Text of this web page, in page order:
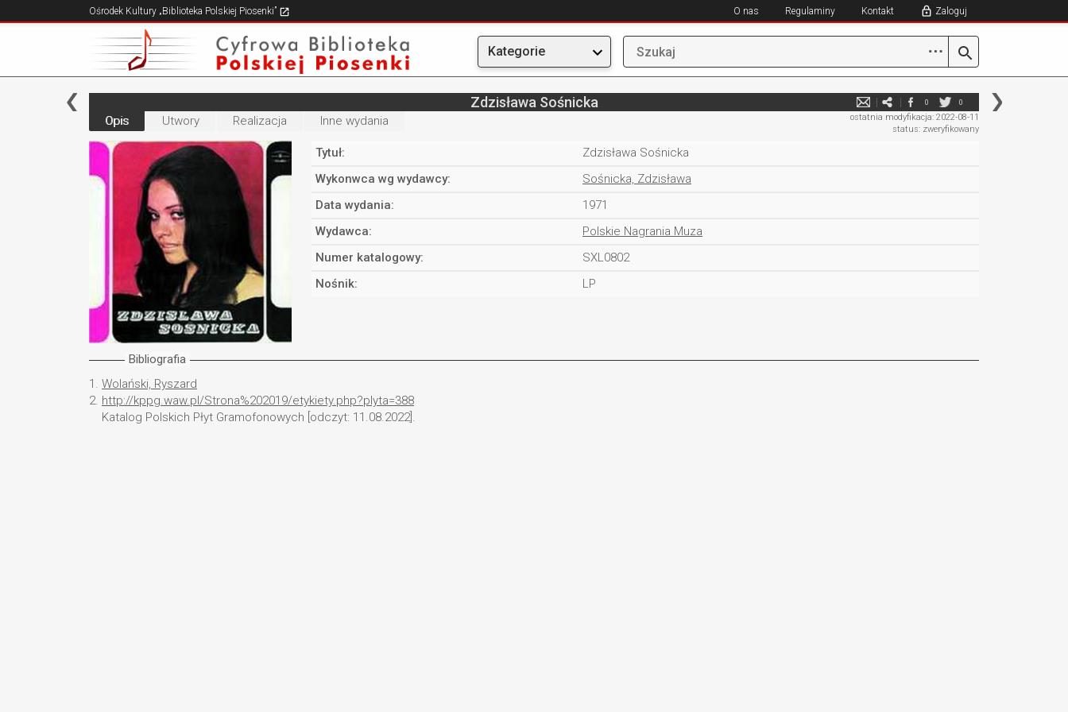
Ośrodek Kultury „Biblioteka Polskiej Piosenki” O nas Regulaminy Kontakt Zaloguj
Kategorie ⋯
Zdzisława Sośnicka 0 0
ostatnia modyfikacja: 2022-08-11
status: zweryfikowany
Opis Utwory Realizacja Inne wydania
Tytuł:
Zdzisława Sośnicka
Wykonwca wg wydawcy:
Sośnicka, Zdzisława
Data wydania:
1971
Wydawca:
Polskie Nagrania Muza
Numer katalogowy:
SXL0802
Nośnik:
LP
Bibliografia
1. Wolański, Ryszard
2. http://kppg.waw.pl/Strona%202019/etykiety.php?plyta=388
Katalog Polskich Płyt Gramofonowych [odczyt: 11.08.2022].